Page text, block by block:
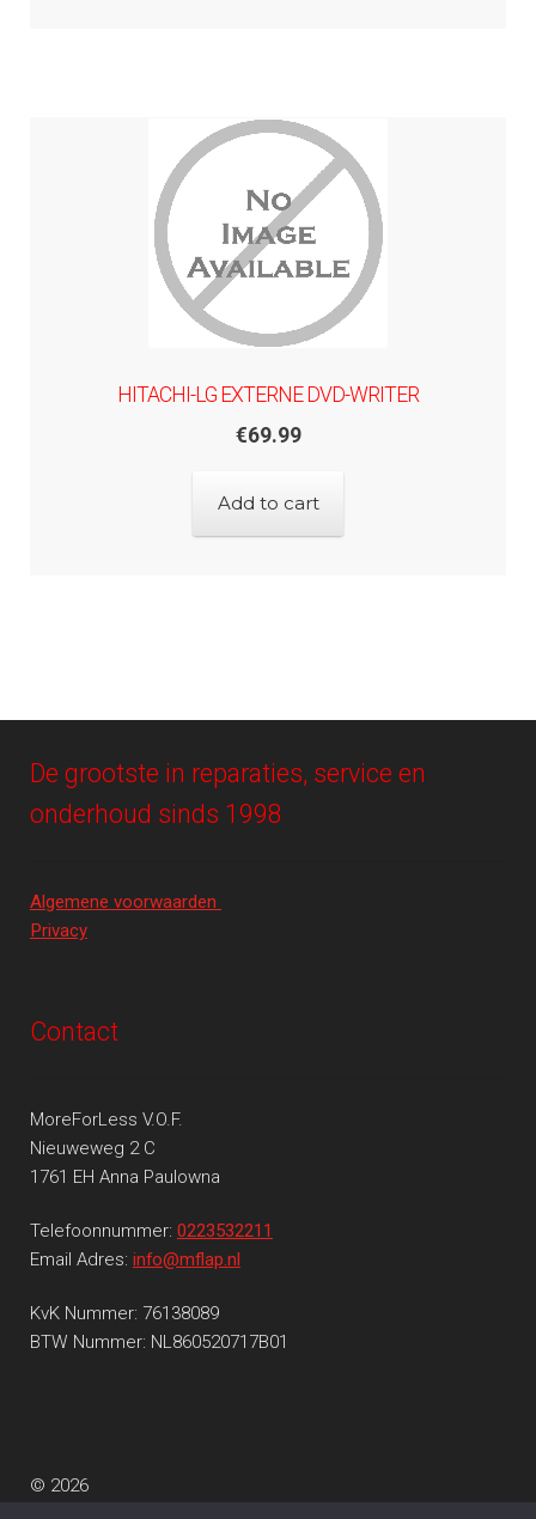
HITACHI-LG EXTERNE DVD-WRITER
€69.99
Add to cart
De grootste in reparaties, service en
onderhoud sinds 1998
Algemene voorwaarden
Privacy
Contact
MoreForLess V.O.F.
Nieuweweg 2 C
1761 EH Anna Paulowna
Telefoonnummer: 0223532211
Email Adres: info@mflap.nl
KvK Nummer: 76138089
BTW Nummer: NL860520717B01
© 2026